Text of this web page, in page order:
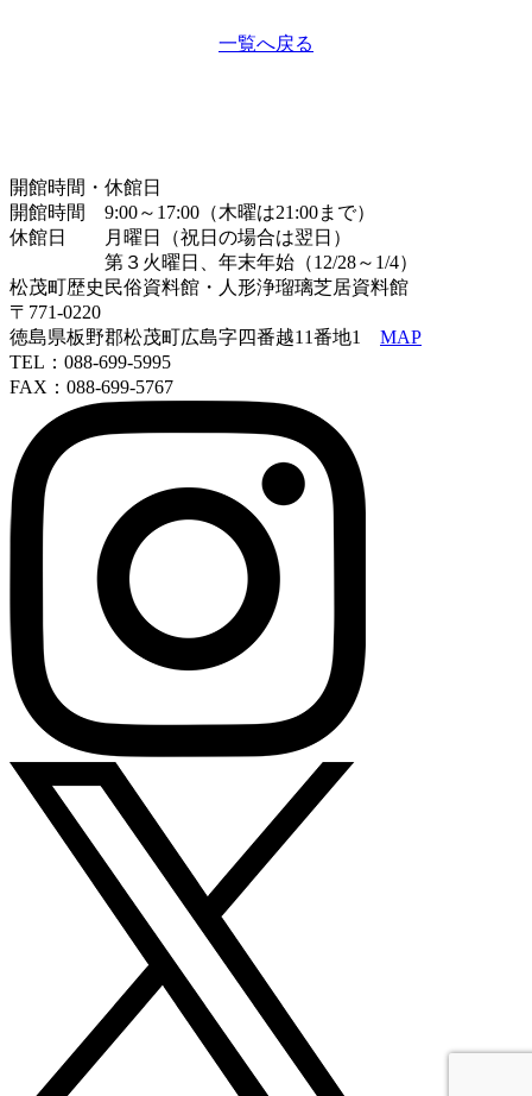
一覧へ戻る
開館時間・休館日
開館時間 9:00～17:00（木曜は21:00まで）
休館日 月曜日（祝日の場合は翌日）
第３火曜日、年末年始（12/28～1/4）
松茂町歴史民俗資料館・人形浄瑠璃芝居資料館
〒771-0220
徳島県板野郡松茂町広島字四番越11番地1 MAP
TEL：088-699-5995
FAX：088-699-5767